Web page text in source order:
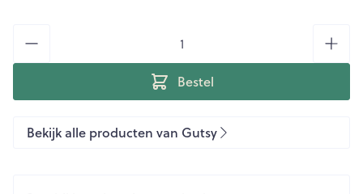
Bestel
Bekijk alle producten van Gutsy